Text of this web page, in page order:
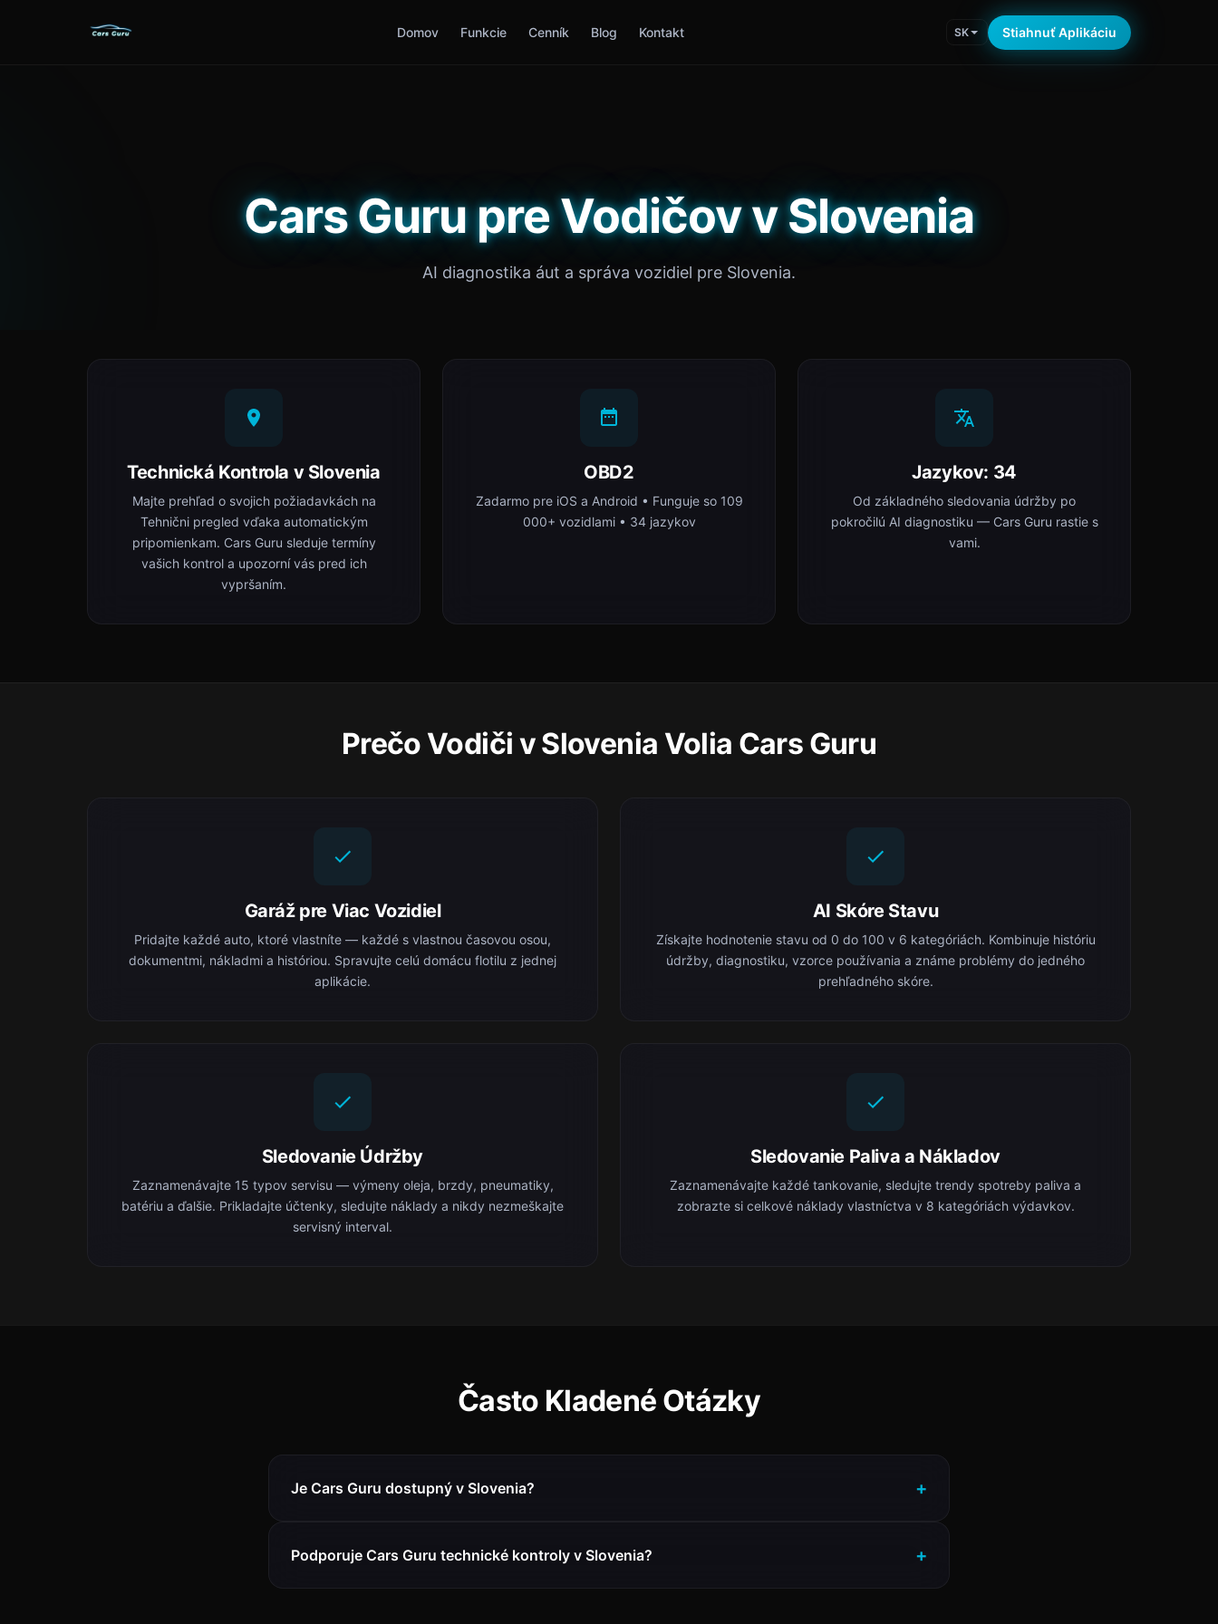
Domov Funkcie Cenník Blog Kontakt SK Stiahnuť Aplikáciu
Cars Guru pre Vodičov v Slovenia
AI diagnostika áut a správa vozidiel pre Slovenia.
Technická Kontrola v Slovenia
Majte prehľad o svojich požiadavkách na
Tehnični pregled vďaka automatickým
pripomienkam. Cars Guru sleduje termíny
vašich kontrol a upozorní vás pred ich
vypršaním.
OBD2
Zadarmo pre iOS a Android • Funguje so 109
000+ vozidlami • 34 jazykov
Jazykov: 34
Od základného sledovania údržby po
pokročilú AI diagnostiku — Cars Guru rastie s
vami.
Prečo Vodiči v Slovenia Volia Cars Guru
Garáž pre Viac Vozidiel
Pridajte každé auto, ktoré vlastníte — každé s vlastnou časovou osou,
dokumentmi, nákladmi a históriou. Spravujte celú domácu flotilu z jednej
aplikácie.
AI Skóre Stavu
Získajte hodnotenie stavu od 0 do 100 v 6 kategóriách. Kombinuje históriu
údržby, diagnostiku, vzorce používania a známe problémy do jedného
prehľadného skóre.
Sledovanie Údržby
Zaznamenávajte 15 typov servisu — výmeny oleja, brzdy, pneumatiky,
batériu a ďalšie. Prikladajte účtenky, sledujte náklady a nikdy nezmeškajte
servisný interval.
Sledovanie Paliva a Nákladov
Zaznamenávajte každé tankovanie, sledujte trendy spotreby paliva a
zobrazte si celkové náklady vlastníctva v 8 kategóriách výdavkov.
Často Kladené Otázky
Je Cars Guru dostupný v Slovenia?
Podporuje Cars Guru technické kontroly v Slovenia?